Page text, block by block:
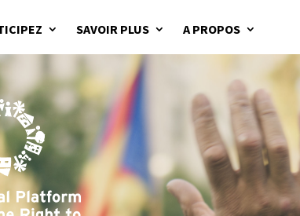
SAVOIR PLUS A PROPOS